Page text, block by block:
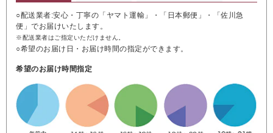
○配送業者:安心・丁寧の「ヤマト運輸」・「日本郵便」・「佐川急
便」でお届けいたします。
※配送業者はご指定いただけません。
○希望のお届け日・お届け時間の指定ができます。
希望のお届け時間指定